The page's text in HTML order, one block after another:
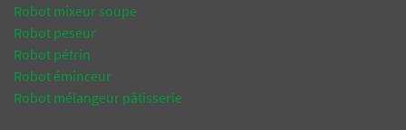
Robot mixeur soupe
Robot peseur
Robot pétrin
Robot éminceur
Robot mélangeur pâtisserie